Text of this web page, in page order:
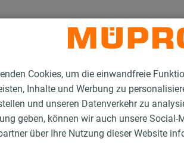
Cookies, um die einwandfreie
Inhalte und Werbung zu
und unseren Datenverkehr zu
geben, können wir auch unsere Social-
über Ihre Nutzung dieser Website
Feuerverzinkte Installationsschienen MPR-